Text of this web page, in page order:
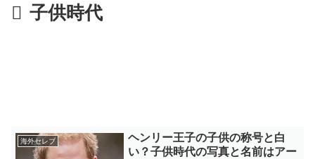
子供時代
海外セレブ
ヘンリー王子の子供の称号と白
い？子供時代の写真と名前はアー